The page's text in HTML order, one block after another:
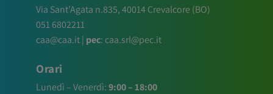
Via Sant’Agata n.835,40014Crevalcore(BO)
051 6802211
caa@caa.it| pec: caa.srl@pec.it
Orari
Lunedì – Venerdì:9:00 – 18:00